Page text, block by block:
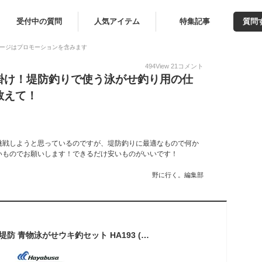
受付中の質問 人気アイテム 特集記事 質問
ジはプロモーションを含みます
494View 21 コメント
！堤防釣りで使う泳がせ釣り用の仕
て！
しようと思っているのですが、堤防釣りに最適なもので何か
のでお願いします！できるだけ安いものがいいです！
野に行く。編集部
ハヤブサ チョイマジ 堤防 青物泳がせウキ釣セット HA193 (堤防釣り 仕掛け)